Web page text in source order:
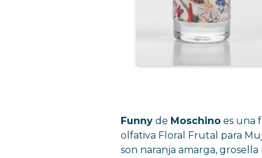
Funny de Moschino es una
olfativa Floral Frutal para
son naranja amarga, grosella